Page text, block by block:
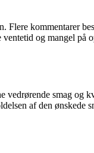
kommentarer
og mangel
smag og
af ​​den